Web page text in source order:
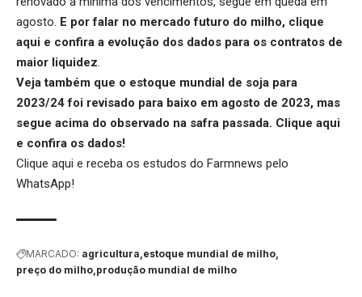
agosto. E por falar no mercado futuro do milho, clique
aqui e confira a evolução dos dados para os contratos de
maior liquidez.
Veja também que o estoque mundial de soja para
2023/24 foi revisado para baixo em agosto de 2023, mas
segue acima do observado na safra passada. Clique aqui
e confira os dados!
Clique aqui e receba os estudos do Farmnews pelo
WhatsApp!
MARCADO: agricultura estoque mundial de milho
preço do milho produção mundial de milho